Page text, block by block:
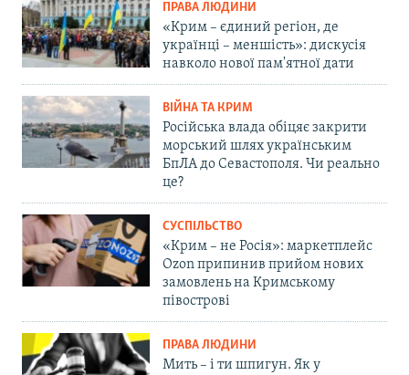
ПРАВА ЛЮДИНИ
«Крим – єдиний регіон, де
українці – меншість»: дискусія
навколо нової пам'ятної дати
ВІЙНА ТА КРИМ
Російська влада обіцяє закрити
морський шлях українським
БпЛА до Севастополя. Чи реально
це?
СУСПІЛЬСТВО
«Крим – не Росія»: маркетплейс
Ozon припинив прийом нових
замовлень на Кримському
півострові
ПРАВА ЛЮДИНИ
Мить – і ти шпигун. Як у